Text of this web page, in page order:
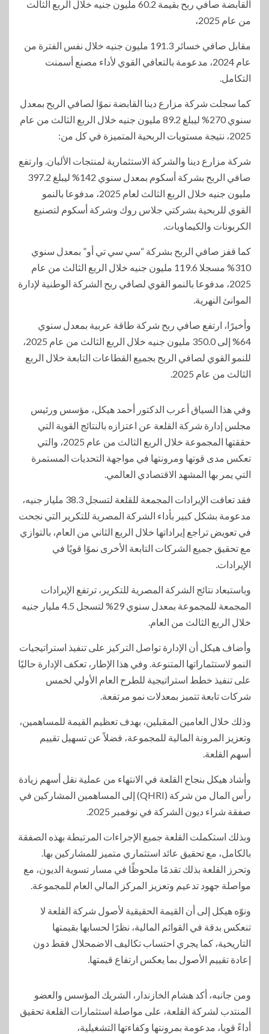
القابضة صافي ربح بقيمة 60.2 مليون جنيه خلال الربع الثالث
من عام 2025،
مقابل صافي خسائر 191.3 مليون جنيه خلال نفس الفترة من
عام 2024، مدعومة بالتعافي القوي لأداء مصنع أسمنت
التكامل.
كما سجلت شركة مزارع دينا القابضة نموًا لصافي الربح بمعدل
سنوي 270% ليبلغ 89.2 مليون جنيه خلال الربع الثالث من عام
2025، نتيجة مستويات الربحية المتميزة في كل من:
شركة مزارع دينا والشركة الاستثمارية لمنتجات الألبان. وارتفع
صافي الربح بشركة أسكوم بمعدل سنوي 142% ليبلغ 397.2
مليون جنيه خلال الربع الثالث لعام 2025، مدفوعا بالنمو
القوي للربحية بشركتي جلاس روك وشركة أسكوم لتصنيع
الكربونات والكيماويات.
كما قفز صافي الربح بشركة “سي سي تي أو” بمعدل سنوي
310% مسجلا 119.6 مليون جنيه خلال الربع الثالث من عام
2025، مدفوعا بالنمو القوي لصافي ربح الشركة الوطنية لإدارة
الموانئ النهرية.
وأخيرًا، ارتفع صافي ربح شركة طاقة عربية بمعدل سنوي
64% إلى 350.0 مليون جنيه خلال الربع الثالث من عام 2025،
للنمو القوي لصافي الربح بجميع القطاعات التابعة خلال الربع
الثالث من عام 2025.
وفي هذا السياق أعرب الدكتور أحمد هيكل، مؤسس ورئيس
مجلس إدارة شركة القلعة عن اعتزازه بالنتائج القوية التي
حققتها المجموعة خلال الربع الثالث من عام 2025، والتي
تعكس مدى قوتها ومرونتها في مواجهة التحديات المستمرة
التي يمر بها المشهد الاقتصادي العالمي.
فقد تعافت الإيرادات المجمعة للقلعة لتسجل 38.3 مليار جنيه،
مدعومة بشكل كبير بأداء الشركة المصرية للتكرير التي نجحت
في تعويض تراجع إيراداتها خلال الربع الثاني من العام، بالتوازي
مع تحقيق جميع الشركات التابعة الأخرى نموًا قويًا في
الإيرادات.
وباستبعاد نتائج الشركة المصرية للتكرير، ترتفع الإيرادات
المجمعة للمجموعة بمعدل سنوي 29% لتسجل 4.5 مليار جنيه
خلال الربع الثالث من العام.
وأضاف هيكل أن الإدارة تواصل التركيز على تنفيذ استراتيجيات
النمو لاستثماراتها المتنوعة. وفي هذا الإطار، تعكف الإدارة حاليًا
على تنفيذ خطط استراتيجية للطرح العام الأولي لخمس
شركات تابعة تتميز بمعدلات نمو مرتفعة.
وذلك خلال العامين المقبلين، بهدف تعظيم القيمة للمساهمين،
وتعزيز المرونة المالية للمجموعة، فضلاً عن تسهيل تقييم
أسهم القلعة.
وأشاد هيكل بنجاح القلعة في الانتهاء من عملية نقل أسهم زيادة
رأس المال من شركة (QHRI) إلى المساهمين المشاركين في
صفقة شراء ديون الشركة في نوفمبر 2025.
وبذلك استكملت القلعة جميع الإجراءات المرتبطة بهذه الصفقة
بالكامل، مع تحقيق عائد استثماري متميز للمشاركين بها.
وتحرز القلعة بذلك تقدمًا ملحوظًا في مسار تسوية الديون، مع
مواصلة جهود تدعيم وتعزيز المركز المالي العام للمجموعة.
ونوّه هيكل إلى أن القيمة الحقيقية لأصول شركة القلعة لا
تنعكس بدقة في القوائم المالية، نظرًا لحسابها بقيمتها
التاريخية، كما يجري احتساب تكاليف الاضمحلال فقط دون
إعادة تقييم الأصول بما يعكس ارتفاع قيمتها.
ومن جانبه، أكد هشام الخازندار، الشريك المؤسس والعضو
المنتدب لشركة القلعة، على مواصلة استثمارات القلعة تحقيق
أداءً قويا، مدعومة بمرونتها وكفاءتها التشغيلية،